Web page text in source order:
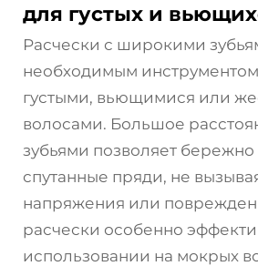
для густых и
Расчески с широкими
необходимым
густыми, вьющимися или
волосами. Большое
зубьями позволяет бережно
спутанные пряди, не
напряжения или
расчески особенно
использовании на мокрых